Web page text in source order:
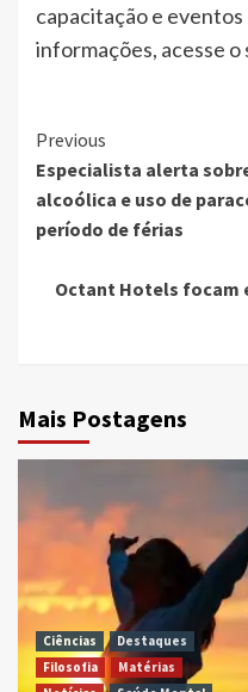
capacitação e
informações, acesse o
Continue
Reading
Previous
Especialista alerta
alcoólica e uso de
período de férias
Octant Hotels focam
Mais Postagens
Ciências
Destaques
Filosofia
Matérias